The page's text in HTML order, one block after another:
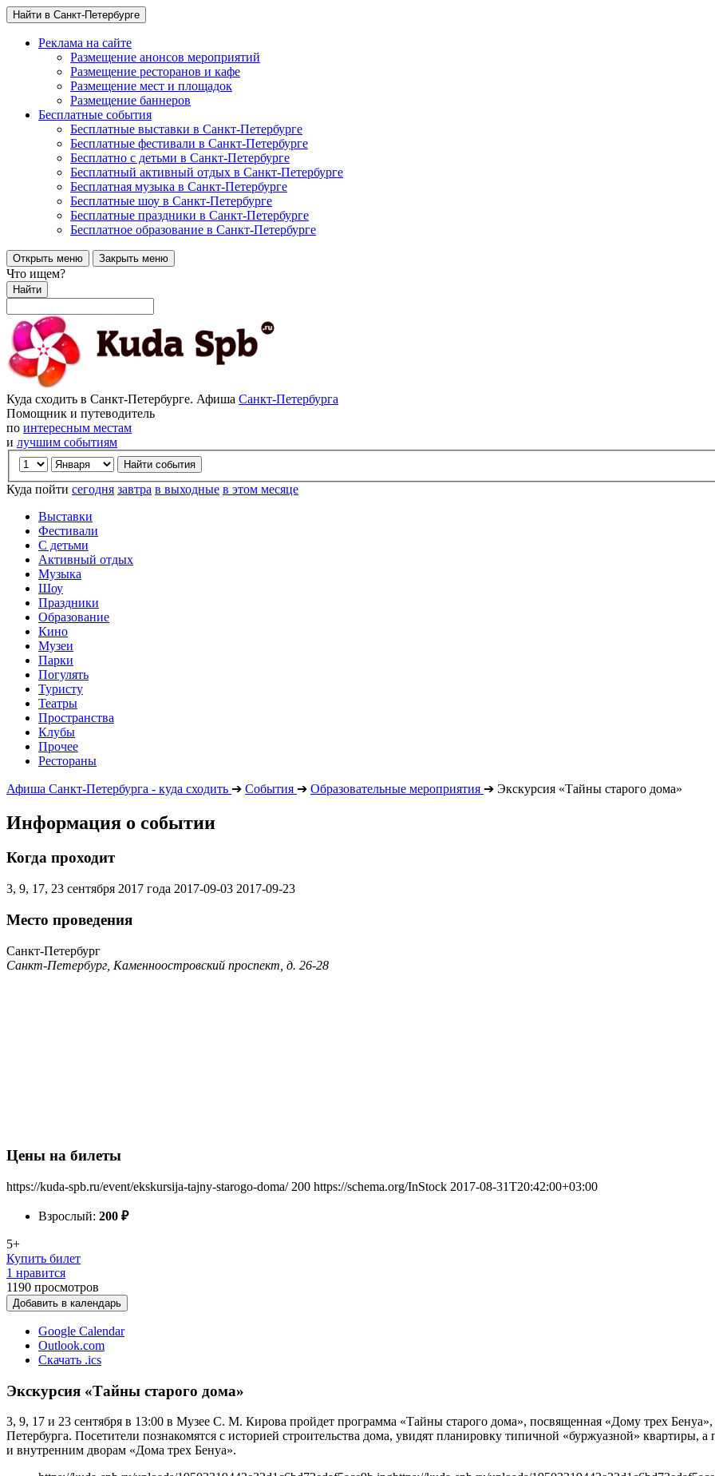
Найти в Санкт-Петербурге
Реклама на сайте
Размещение анонсов мероприятий
Размещение ресторанов и кафе
Размещение мест и площадок
Размещение баннеров
Бесплатные события
Бесплатные выставки в Санкт-Петербурге
Бесплатные фестивали в Санкт-Петербурге
Бесплатно с детьми в Санкт-Петербурге
Бесплатный активный отдых в Санкт-Петербурге
Бесплатная музыка в Санкт-Петербурге
Бесплатные шоу в Санкт-Петербурге
Бесплатные праздники в Санкт-Петербурге
Бесплатное образование в Санкт-Петербурге
Открыть меню Закрыть меню
Что ищем?
Найти
Куда сходить в Санкт-Петербурге. Афиша Санкт-Петербурга
Помощник и путеводитель
по интересным местам
и лучшим событиям
Куда пойти сегодня завтра в выходные в этом месяце
Выставки
Фестивали
С детьми
Активный отдых
Музыка
Шоу
Праздники
Образование
Кино
Музеи
Парки
Погулять
Туристу
Театры
Пространства
Клубы
Прочее
Рестораны
Афиша Санкт-Петербурга - куда сходить ➔ События ➔ Образовательные мероприятия ➔ Экскурсия «Тайны старого дома»
Информация о событии
Когда проходит
3, 9, 17, 23 сентября 2017 года 2017-09-03 2017-09-23
Место проведения
Санкт-Петербург
Санкт-Петербург, Каменноостровский проспект, д. 26-28
Цены на билеты
https://kuda-spb.ru/event/ekskursija-tajny-starogo-doma/ 200 https://schema.org/InStock 2017-08-31T20:42:00+03:00
Взрослый: 200 ₽
5+
Купить билет
1 нравится
1190 просмотров
Добавить в календарь
Google Calendar
Outlook.com
Скачать .ics
Экскурсия «Тайны старого дома»
3, 9, 17 и 23 сентября в 13:00 в Музее С. М. Кирова пройдет программа «Тайны старого дома», посвященная «Дому трех
Петербурга. Посетители познакомятся с историей строительства дома, увидят планировку типичной «буржуазной» квартиры,
и внутренним дворам «Дома трех Бенуа».